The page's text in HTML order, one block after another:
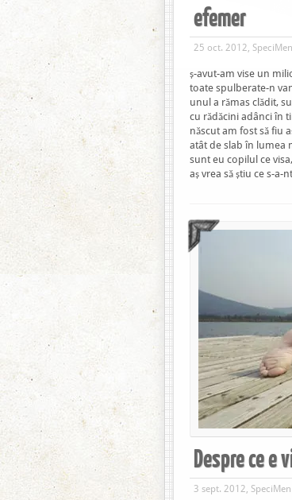
efemer
25 oct. 2012, SpeciMen
ș-avut-am vise un
toate spulberate-n
unul a rămas clădit,
cu rădăcini adânci în
născut am fost să fiu
atât de slab în lumea
sunt eu copilul ce
aș vrea să știu ce s-
Despre ce e
3 sept. 2012, SpeciMen